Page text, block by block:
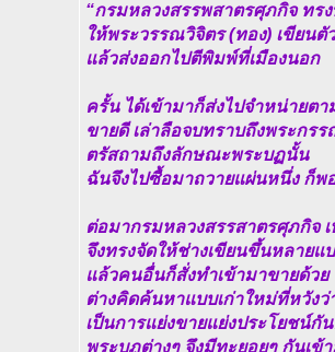
“กรมหลวงสรรพสาตรศุภกิจ ทร
ให้พระวรรณวิจิตร (ทอง) เขียนตั
แล้วส่งออกไปตีพิมพ์ที่เมืองนอก
ครั้น ได้เข้ามาก็ส่งไปจำหน่ายต
ขายดี เล่าลือจบทราบถึงพระกร
ตรัสถามถึงลักษณะพระบฏนั้น
ฉันจึงไปซื้อมาถวายแผ่นหนึ่ง ก็พ
ต่อมากรมหลวงสรรสาตรศุภกิจ
จึงทรงจัดให้ช่างเขียนขึ้นหลายแ
แล้วคนอื่นก็สั่งทำเข้ามาขายด้วย
ต่างคิดค้นหาแบบเก่าใหม่ที่หวังว่
เป็นการแย่งขายแย่งประโยชน์กั
พระบฏต่างๆ จึงมีทะยอยๆ กันเข้